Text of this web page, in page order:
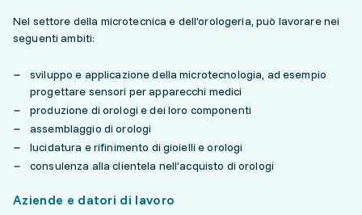
Nel settore della microtecnica e dell’orologeria, può lavorare nei
seguenti ambiti:
sviluppo e applicazione della microtecnologia, ad esempio
progettare sensori per apparecchi medici
produzione di orologi e dei loro componenti
assemblaggio di orologi
lucidatura e rifinimento di gioielli e orologi
consulenza alla clientela nell’acquisto di orologi
Aziende e datori di lavoro